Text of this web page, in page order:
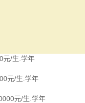
元/生.学年
元/生.学年
元/生.学年